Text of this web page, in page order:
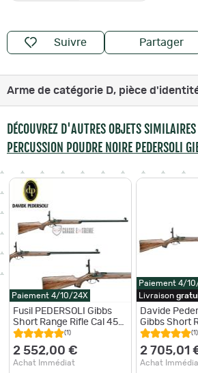
Suivre Partager
Arme de catégorie D, pièce
DÉCOUVREZ D'AUTRES OBJETS
PERCUSSION POUDRE NOIRE PEDERSOLI
Paiement 4/10/24X
Fusil PEDERSOLI Gibbs
Short Range Rifle Cal 45
PN
(1)
2 552,00 €
Achat Immédiat
Paiement 4/
Livraison
Davide
Gibbs Short
Cal. 45
(1)
2 705,01
Achat